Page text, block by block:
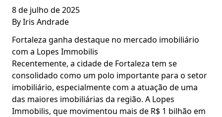
8 de julho de 2025
ByIris Andrade
Fortaleza ganha destaque no mercado imobiliário
com a Lopes Immobilis
Recentemente, a cidade de Fortaleza tem se
consolidado como um polo importante para o setor
imobiliário, especialmente com a atuação de uma
das maiores imobiliárias da região. A Lopes
Immobilis, que movimentou mais de R$ 1 bilhão em